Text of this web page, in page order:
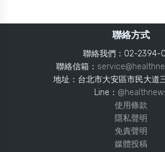
聯絡方式
聯絡我們：02-2394-
聯絡信箱：
地址：台北市大安區市民大道
Line：
使用條款
隱私聲明
免責聲明
媒體投稿